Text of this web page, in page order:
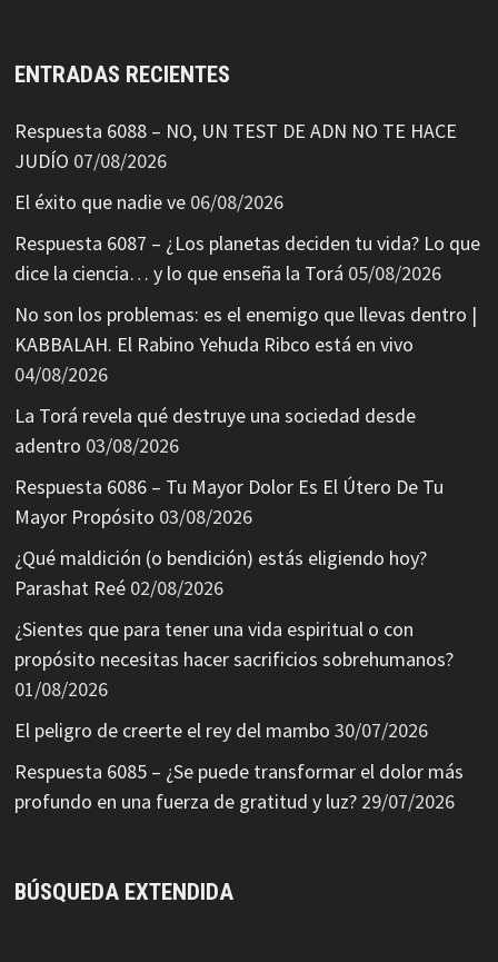
ENTRADAS RECIENTES
Respuesta 6088 – NO, UN TEST DE ADN NO TE HACE
JUDÍO 07/08/2026
El éxito que nadie ve 06/08/2026
Respuesta 6087 – ¿Los planetas deciden tu vida? Lo que
dice la ciencia… y lo que enseña la Torá 05/08/2026
No son los problemas: es el enemigo que llevas dentro |
KABBALAH. El Rabino Yehuda Ribco está en vivo
04/08/2026
La Torá revela qué destruye una sociedad desde
adentro 03/08/2026
Respuesta 6086 – Tu Mayor Dolor Es El Útero De Tu
Mayor Propósito 03/08/2026
¿Qué maldición (o bendición) estás eligiendo hoy?
Parashat Reé 02/08/2026
¿Sientes que para tener una vida espiritual o con
propósito necesitas hacer sacrificios sobrehumanos?
01/08/2026
El peligro de creerte el rey del mambo 30/07/2026
Respuesta 6085 – ¿Se puede transformar el dolor más
profundo en una fuerza de gratitud y luz? 29/07/2026
BÚSQUEDA EXTENDIDA